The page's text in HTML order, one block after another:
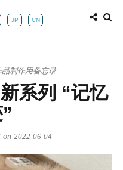
JP CN
品制作用备忘录
系列 “记忆
on 2022-06-04